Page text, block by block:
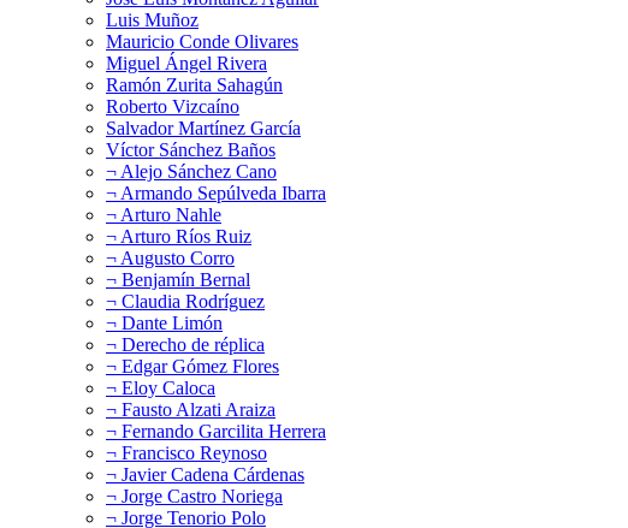
Luis Muñoz
Mauricio Conde Olivares
Miguel Ángel Rivera
Ramón Zurita Sahagún
Roberto Vizcaíno
Salvador Martínez García
Víctor Sánchez Baños
¬ Alejo Sánchez Cano
¬ Armando Sepúlveda Ibarra
¬ Arturo Nahle
¬ Arturo Ríos Ruiz
¬ Augusto Corro
¬ Benjamín Bernal
¬ Claudia Rodríguez
¬ Dante Limón
¬ Derecho de réplica
¬ Edgar Gómez Flores
¬ Eloy Caloca
¬ Fausto Alzati Araiza
¬ Fernando Garcilita Herrera
¬ Francisco Reynoso
¬ Javier Cadena Cárdenas
¬ Jorge Castro Noriega
¬ Jorge Tenorio Polo